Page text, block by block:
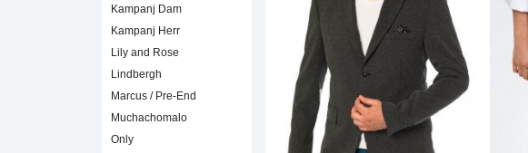
Kampanj Dam
Kampanj Herr
Lily and Rose
Lindbergh
Marcus / Pre-End
Muchachomalo
Only